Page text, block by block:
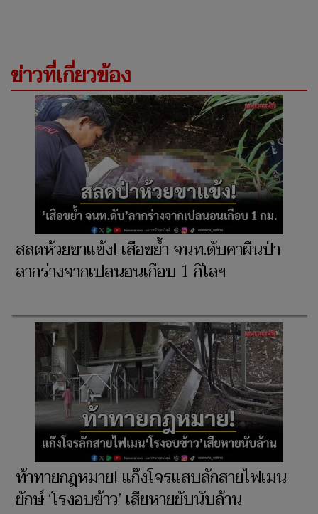
ข่าวที่เกี่ยวข้อง
สลดห้วยขาแข้ง! เสือขย้ำ จนท.ดับคาผืนป่า
ลากร่างจากเปลนอนเกือบ 1 กิโลฯ
ท้าทายกฎหมาย! แก๊งโจรแสบลักสายไฟเมน
ยักษ์ ‘โรงอบข้าว’ เสียหายยับนับล้าน